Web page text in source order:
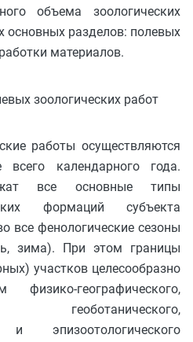
объема зоологических
основных разделов: полевых
материалов.
зоологических работ
работы осуществляются
календарного года.
все основные типы
формаций субъекта
все фенологические сезоны
зима). При этом границы
участков целесообразно
географического,
геоботанического,
и эпизоотологического